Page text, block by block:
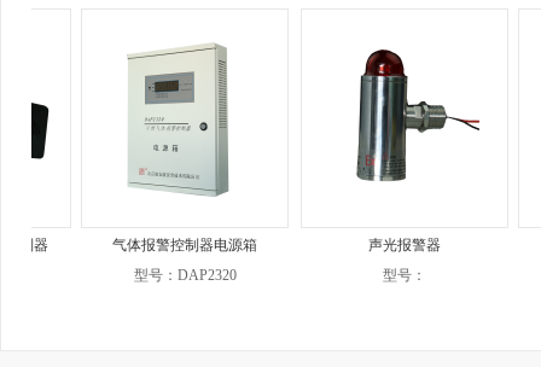
气体报警控制器电源箱
型号：DAP2320
声光报警器